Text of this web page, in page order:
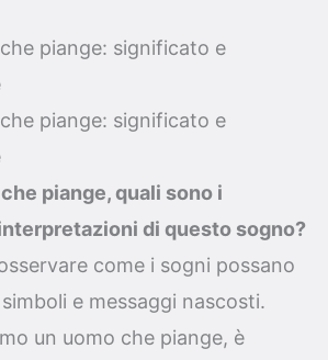
piange: significato e
piange: significato e
piange, quali sono i
di questo sogno?
come i sogni possano
e messaggi nascosti.
un uomo che piange, è